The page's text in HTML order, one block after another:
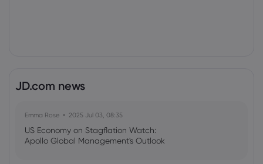
JD.com news
Emma Rose 2025 Jul 03, 08:35
US Economy on Stagflation Watch:
Apollo Global Management's Outlook